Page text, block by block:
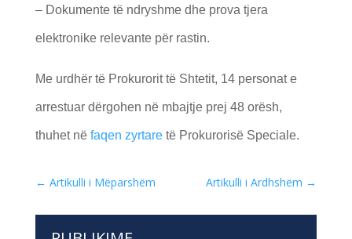
– Dokumente të ndryshme dhe prova tjera
elektronike relevante për rastin.
Me urdhër të Prokurorit të Shtetit, 14 personat e
arrestuar dërgohen në mbajtje prej 48 orësh,
thuhet në faqen zyrtaretë Prokurorisë Speciale.
← Artikulli i Mëparshëm Artikulli i Ardhshëm →